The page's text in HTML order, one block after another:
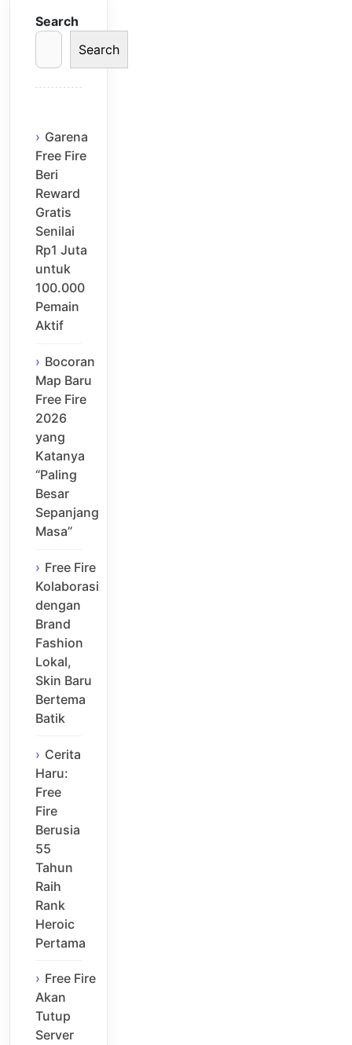
Search
Search
Garena
Free Fire
Beri
Reward
Gratis
Senilai
Rp1 Juta
untuk
100.000
Pemain
Aktif
Bocoran
Map Baru
Free Fire
2026
yang
Katanya
“Paling
Besar
Sepanjang
Masa”
Free Fire
Kolaborasi
dengan
Brand
Fashion
Lokal,
Skin Baru
Bertema
Batik
Cerita
Haru:
Free
Fire
Berusia
55
Tahun
Raih
Rank
Heroic
Pertama
Free Fire
Akan
Tutup
Server